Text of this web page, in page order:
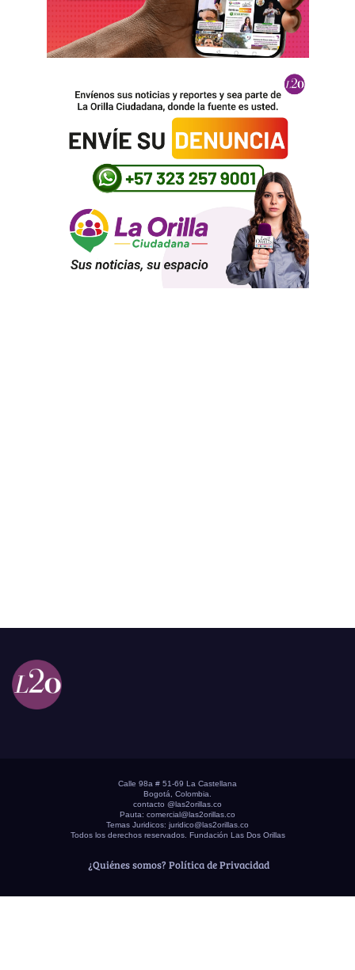
Calle 98a # 51-69 La Castellana
Bogotá, Colombia.
contacto @las2orillas.co
Pauta: comercial@las2orillas.co
Temas Juridicos: juridico@las2orillas.co
Todos los derechos reservados. Fundación Las Dos Orillas
¿Quiénes somos? Política de Privacidad